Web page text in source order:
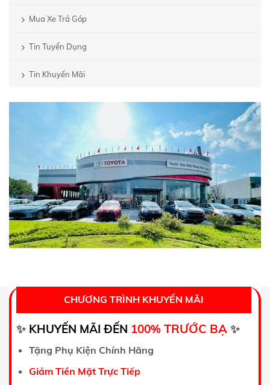
Mua Xe Trả Góp
Tin Tuyển Dụng
Tin Khuyến Mãi
CHƯƠNG TRÌNH KHUYẾN MÃI
✨ KHUYẾN MÃI ĐẾN 100% TRƯỚC BẠ ✨
Tặng Phụ Kiện Chính Hãng
Giảm Tiền Mặt Trực Tiếp